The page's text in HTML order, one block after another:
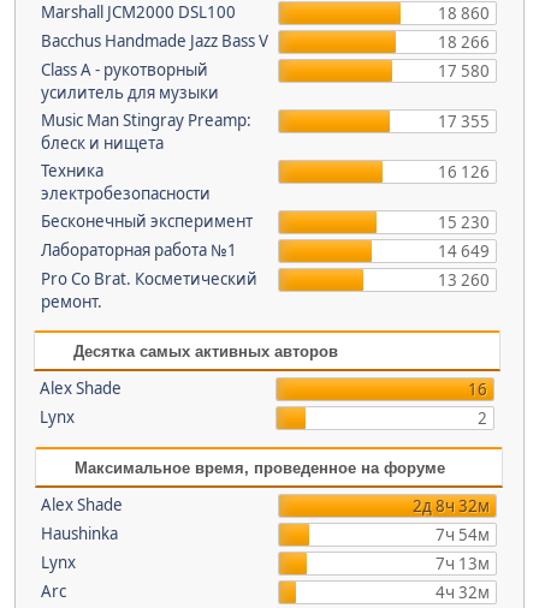
Marshall JCM2000 DSL100
18 860
Bacchus Handmade Jazz Bass V
18 266
Class A - рукотворный
усилитель для музыки
17 580
Music Man Stingray Preamp:
блеск и нищета
17 355
Техника
электробезопасности
16 126
Бесконечный эксперимент
15 230
Лабораторная работа №1
14 649
Pro Co Brat. Косметический
ремонт.
13 260
Десятка самых активных авторов
Alex Shade
16
Lynx
2
Максимальное время, проведенное на форуме
Alex Shade
2д 8ч 32м
Haushinka
7ч 54м
Lynx
7ч 13м
Arc
4ч 32м